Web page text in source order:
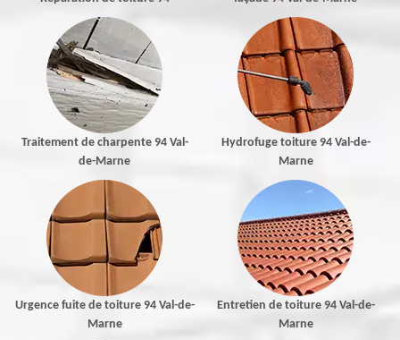
Traitement de charpente 94 Val-
de-Marne
Hydrofuge toiture 94 Val-de-
Marne
Urgence fuite de toiture 94 Val-de-
Marne
Entretien de toiture 94 Val-de-
Marne